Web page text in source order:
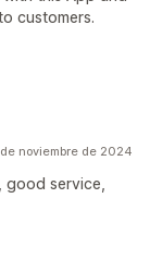
customers.
noviembre de 2024
good service,